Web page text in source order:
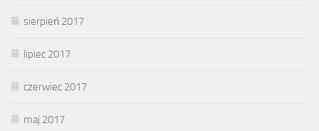
sierpień 2017
lipiec 2017
czerwiec 2017
maj 2017